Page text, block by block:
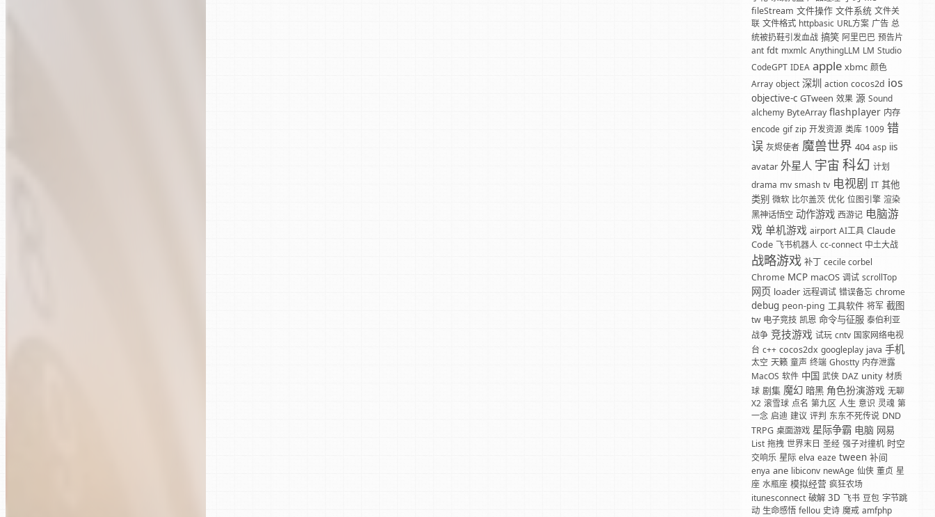
fileStream 文件操作 文件系统 文件关
联 文件格式 httpbasic URL方案 广告 总
统被扔鞋引发血战 搞笑 阿里巴巴 预告片
ant fdt mxmlc AnythingLLM LM Studio
CodeGPT IDEA apple xbmc 颜色
Array object 深圳 action cocos2d ios
objective-c GTween 效果 源 Sound
alchemy ByteArray flashplayer 内存
encode gif zip 开发资源 类库 1009 错
误 灰烬使者 魔兽世界 404 asp iis
avatar 外星人 宇宙 科幻 计划
drama mv smash tv 电视剧 IT 其他
类别 微软 比尔盖茨 优化 位图引擎 渲染
黑神话悟空 动作游戏 西游记 电脑游
戏 单机游戏 airport AI工具 Claude
Code 飞书机器人 cc-connect 中土大战
战略游戏 补丁 cecile corbel
Chrome MCP macOS 调试 scrollTop
网页 loader 远程调试 错误备忘 chrome
debug peon-ping 工具软件 将军 截图
tw 电子竞技 凯恩 命令与征服 泰伯利亚
战争 竞技游戏 试玩 cntv 国家网络电视
台 c++ cocos2dx googleplay java 手机
太空 天籁 童声 终端 Ghostty 内存泄露
MacOS 软件 中国 武侠 DAZ unity 材质
球 剧集 魔幻 暗黑 角色扮演游戏 无聊
X2 滚雪球 点名 第九区 人生 意识 灵魂 第
一念 启迪 建议 评判 东东不死传说 DND
TRPG 桌面游戏 星际争霸 电脑 网易
List 拖拽 世界末日 圣经 强子对撞机 时空
交响乐 星际 elva eaze tween 补间
enya ane libiconv newAge 仙侠 董贞 星
座 水瓶座 模拟经营 疯狂农场
itunesconnect 破解 3D 飞书 豆包 字节跳
动 生命感悟 fellou 史诗 魔戒 amfphp